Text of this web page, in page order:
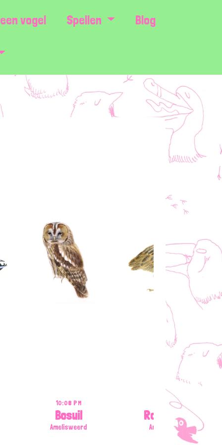
vogel Spellen Blog
10:08 PM
Bosuil
Amelisweerd
09:37 PM
Roerdomp
Amelisweerd